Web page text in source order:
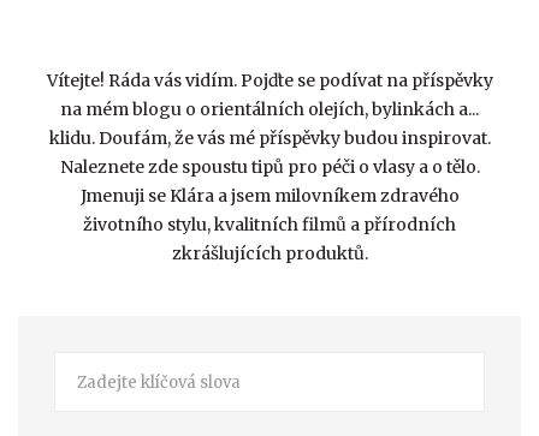
Vítejte! Ráda vás vidím. Pojďte se podívat na příspěvky
na mém blogu o orientálních olejích, bylinkách a...
klidu. Doufám, že vás mé příspěvky budou inspirovat.
Naleznete zde spoustu tipů pro péči o vlasy a o tělo.
Jmenuji se Klára a jsem milovníkem zdravého
životního stylu, kvalitních filmů a přírodních
zkrášlujících produktů.